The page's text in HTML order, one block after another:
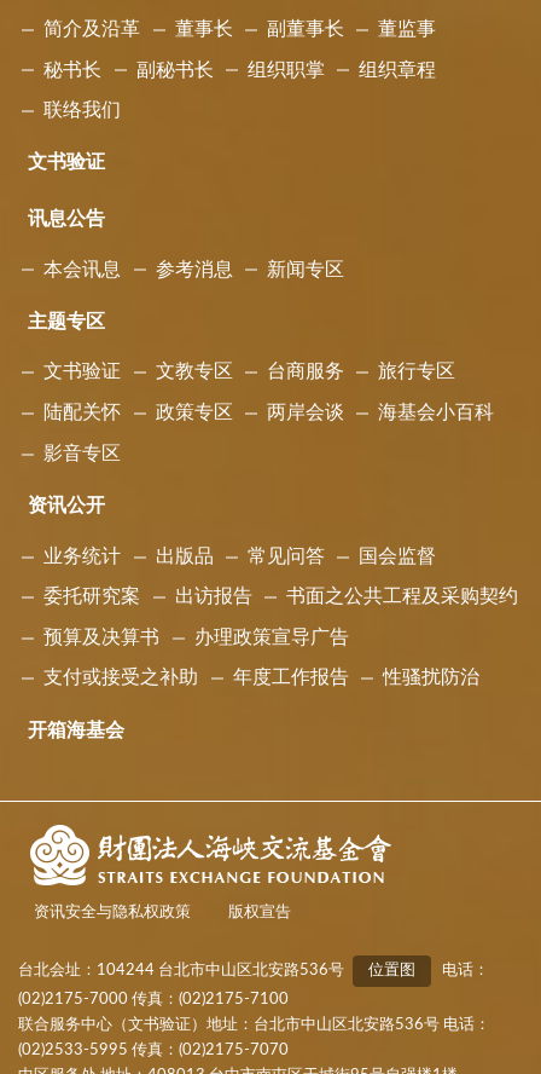
简介及沿革 董事长 副董事长 董监事
秘书长 副秘书长 组织职掌 组织章程
联络我们
文书验证
讯息公告
本会讯息 参考消息 新闻专区
主题专区
文书验证 文教专区 台商服务 旅行专区
陆配关怀 政策专区 两岸会谈 海基会小百科
影音专区
资讯公开
业务统计 出版品 常见问答 国会监督
委托研究案 出访报告 书面之公共工程及采购契约
预算及决算书 办理政策宣导广告
支付或接受之补助 年度工作报告 性骚扰防治
开箱海基会
资讯安全与隐私权政策 版权宣告
台北会址：104244 台北市中山区北安路536号 位置图
电话：
(02)2175-7000 传真：(02)2175-7100
联合服务中心（文书验证）地址：台北市中山区北安路536号 电话：
(02)2533-5995 传真：(02)2175-7070